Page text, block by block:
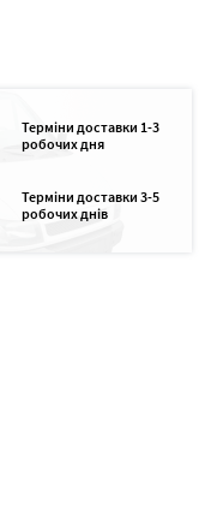
Терміни доставки 1-3
робочих дня
Терміни доставки 3-5
робочих днів